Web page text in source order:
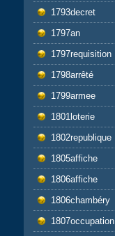
1793decret
1797an
1797requisition
1798arrêté
1799armee
1801loterie
1802republique
1805affiche
1806affiche
1806chambéry
1807occupation